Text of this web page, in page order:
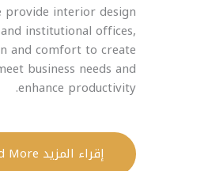
provide interior design
institutional offices,
and comfort to create
business needs and
enhance productivity.
إقراء المزيد Read More